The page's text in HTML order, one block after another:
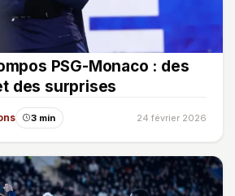
PSG-Monaco : des
des surprises
3 min 24 février 2026